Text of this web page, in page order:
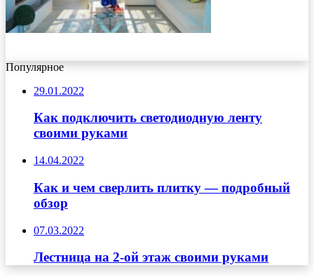
Популярное
29.01.2022
Как подключить светодиодную ленту
своими руками
14.04.2022
Как и чем сверлить плитку — подробный
обзор
07.03.2022
Лестница на 2-ой этаж своими руками